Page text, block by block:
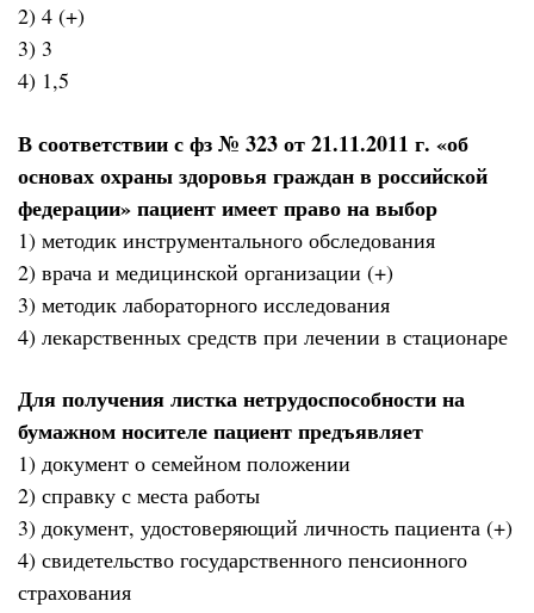
2) 4 (+)
3) 3
4) 1,5
В соответствии с фз № 323 от 21.11.2011 г. «об
основах охраны здоровья граждан в российской
федерации» пациент имеет право на выбор
1) методик инструментального обследования
2) врача и медицинской организации (+)
3) методик лабораторного исследования
4) лекарственных средств при лечении в стационаре
Для получения листка нетрудоспособности на
бумажном носителе пациент предъявляет
1) документ о семейном положении
2) справку с места работы
3) документ, удостоверяющий личность пациента (+)
4) свидетельство государственного пенсионного
страхования